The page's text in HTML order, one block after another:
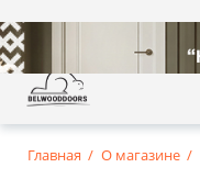
Главная О магазине